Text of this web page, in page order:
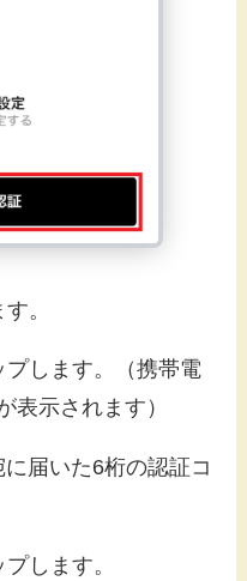
。
します。（携帯電
表示されます）
届いた6桁の認証コ
します。